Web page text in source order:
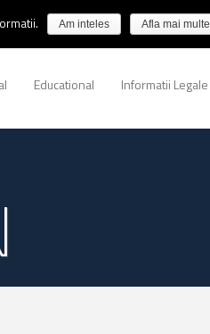
Educational Informatii Legale
Am inteles Afla mai multe